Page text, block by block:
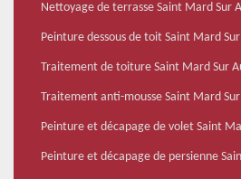
Nettoyage de terrasse Saint Mard Sur
Peinture dessous de toit Saint Mard
Traitement de toiture Saint Mard Sur
Traitement anti-mousse Saint Mard
Peinture et décapage de volet Saint
Peinture et décapage de persienne